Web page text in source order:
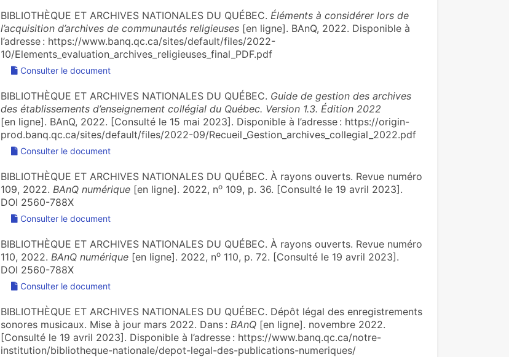
BIBLIOTHÈQUE ET ARCHIVES NATIONALES DU QUÉBEC. Éléments à considérer lors de
l’acquisition d’archives de communautés religieuses[en ligne]. BAnQ, 2022. Disponible à
l’adresse : https://www.banq.qc.ca/sites/default/files/2022-
10/Elements_evaluation_archives_religieuses_final_PDF.pdf
Consulter le document
BIBLIOTHÈQUE ET ARCHIVES NATIONALES DU QUÉBEC. Guide de gestion des archives
des établissements d’enseignement collégial du Québec. Version 1.3. Édition 2022
[en ligne]. BAnQ, 2022. [Consulté le 15 mai 2023]. Disponible à l’adresse : https://origin-
prod.banq.qc.ca/sites/default/files/2022-09/Recueil_Gestion_archives_collegial_2022.pdf
Consulter le document
BIBLIOTHÈQUE ET ARCHIVES NATIONALES DU QUÉBEC. À rayons ouverts. Revue numéro
109, 2022. BAnQ numérique[en ligne]. 2022, no109, p. 36. [Consulté le 19 avril 2023].
DOI 2560-788X
Consulter le document
BIBLIOTHÈQUE ET ARCHIVES NATIONALES DU QUÉBEC. À rayons ouverts. Revue numéro
110, 2022. BAnQ numérique[en ligne]. 2022, no110, p. 72. [Consulté le 19 avril 2023].
DOI 2560-788X
Consulter le document
BIBLIOTHÈQUE ET ARCHIVES NATIONALES DU QUÉBEC. Dépôt légal des enregistrements
sonores musicaux. Mise à jour mars 2022. Dans : BAnQ[en ligne]. novembre 2022.
[Consulté le 19 avril 2023]. Disponible à l’adresse : https://www.banq.qc.ca/notre-
institution/bibliotheque-nationale/depot-legal-des-publications-numeriques/